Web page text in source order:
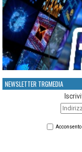
NEWSLETTER TRGMEDIA